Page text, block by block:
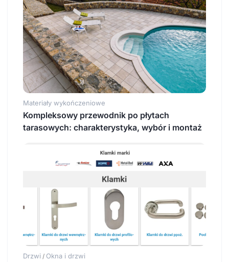
Materiały wykończeniowe
Kompleksowy przewodnik po płytach
tarasowych: charakterystyka, wybór i montaż
Drzwi / Okna i drzwi